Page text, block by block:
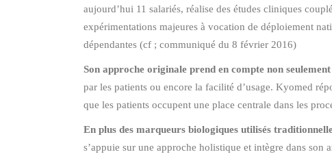
aujourd’hui 11 salariés, réalise des études cliniques
expérimentations majeures à vocation de déploiement
dépendantes (cf ; communiqué du 8 février 2016)
Son approche originale prend en compte non seulement
par les patients ou encore la facilité d’usage. Kyomed
que les patients occupent une place centrale dans les
En plus des marqueurs biologiques utilisés
s’appuie sur une approche holistique et intègre dans son